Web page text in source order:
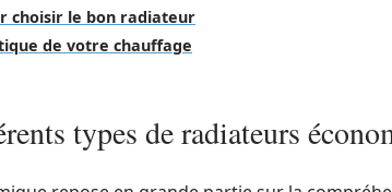
choisir le bon radiateur
de votre chauffage
types de radiateurs